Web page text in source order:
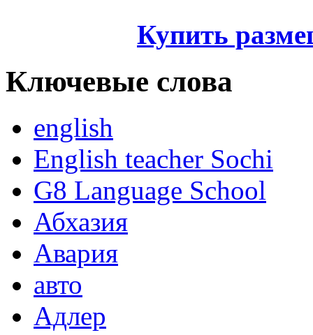
Купить
Ключевые слова
english
English teacher Sochi
G8 Language School
Абхазия
Авария
авто
Адлер